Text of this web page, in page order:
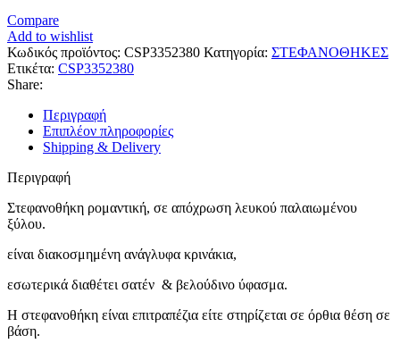
Compare
Add to wishlist
Κωδικός προϊόντος: CSP3352380 Κατηγορία: ΣΤΕΦΑΝΟΘΗΚΕΣ
Ετικέτα: CSP3352380
Share:
Περιγραφή
Επιπλέον πληροφορίες
Shipping & Delivery
Περιγραφή
Στεφανοθήκη ρομαντική, σε απόχρωση λευκού παλαιωμένου
ξύλου.
είναι διακοσμημένη ανάγλυφα κρινάκια,
εσωτερικά διαθέτει σατέν & βελούδινο ύφασμα.
Η στεφανοθήκη είναι επιτραπέζια είτε στηρίζεται σε όρθια θέση σε
βάση.